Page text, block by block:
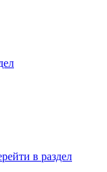
в раздел